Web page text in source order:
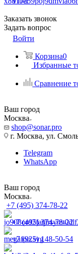
Заказать звонок
Задать вопрос
Войти
Корзина0
Избранные
Сравнение
Ваш город
Москва
shop@sonar.pro
г. Москва, ул.
Telegram
WhatsApp
Ваш город
Москва
+7 (495) 374-78-22
+7 (495) 374-78-22
+7 (925) 148-50-54